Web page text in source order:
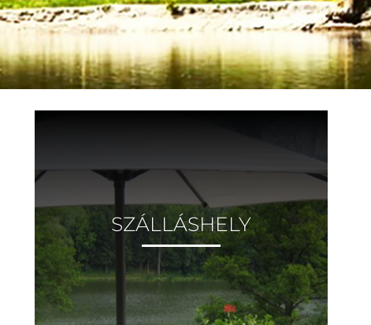
SZÁLLÁSHELY
.